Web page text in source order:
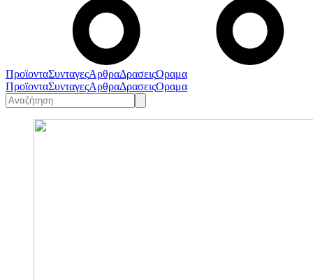
ΠροϊονταΣυνταγεςΑρθραΔρασειςΟραμα
ΠροϊονταΣυνταγεςΑρθραΔρασειςΟραμα